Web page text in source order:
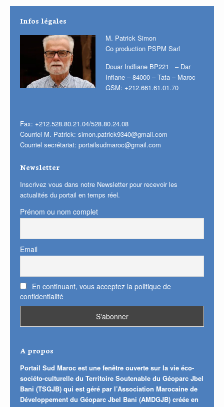
Infos légales
M. Patrick Simon
Co production PSPM Sarl
Douar Indfiane BP221 – Dar
Infiane – 84000 – Tata – Maroc
GSM: +212.661.61.01.70
Fax: +212.528.80.21.04/528.80.24.08
Courriel M. Patrick: simon.patrick9340@gmail.com
Courriel secrétariat: portailsudmaroc@gmail.com
Newsletter
Inscrivez vous dans notre Newsletter pour recevoir les
actualités du portail en temps réel.
Prénom ou nom complet
Email
En continuant, vous acceptez la politique de
confidentialité
A propos
Portail Sud Maroc est une fenêtre ouverte sur la vie éco-
sociéto-culturelle du Territoire Soutenable du Géoparc Jbel
Bani (TSGJB) qui est géré par l’Association Marocaine de
Développement du Géoparc Jbel Bani (AMDGJB) créée en